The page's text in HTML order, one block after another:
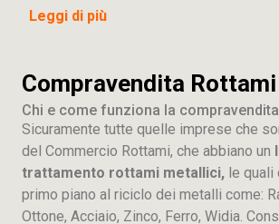
Leggi di più
Compravendita Rottami
Chi e come funziona la
Sicuramente tutte quelle imprese che
del Commercio Rottami, che abbiano un
trattamento rottami metallici, le quali
primo piano al riciclo dei metalli come:
Ottone, Acciaio, Zinco, Ferro, Widia.